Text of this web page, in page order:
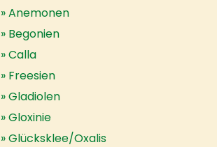
Anemonen
Begonien
Calla
Freesien
Gladiolen
Gloxinie
Glücksklee/Oxalis